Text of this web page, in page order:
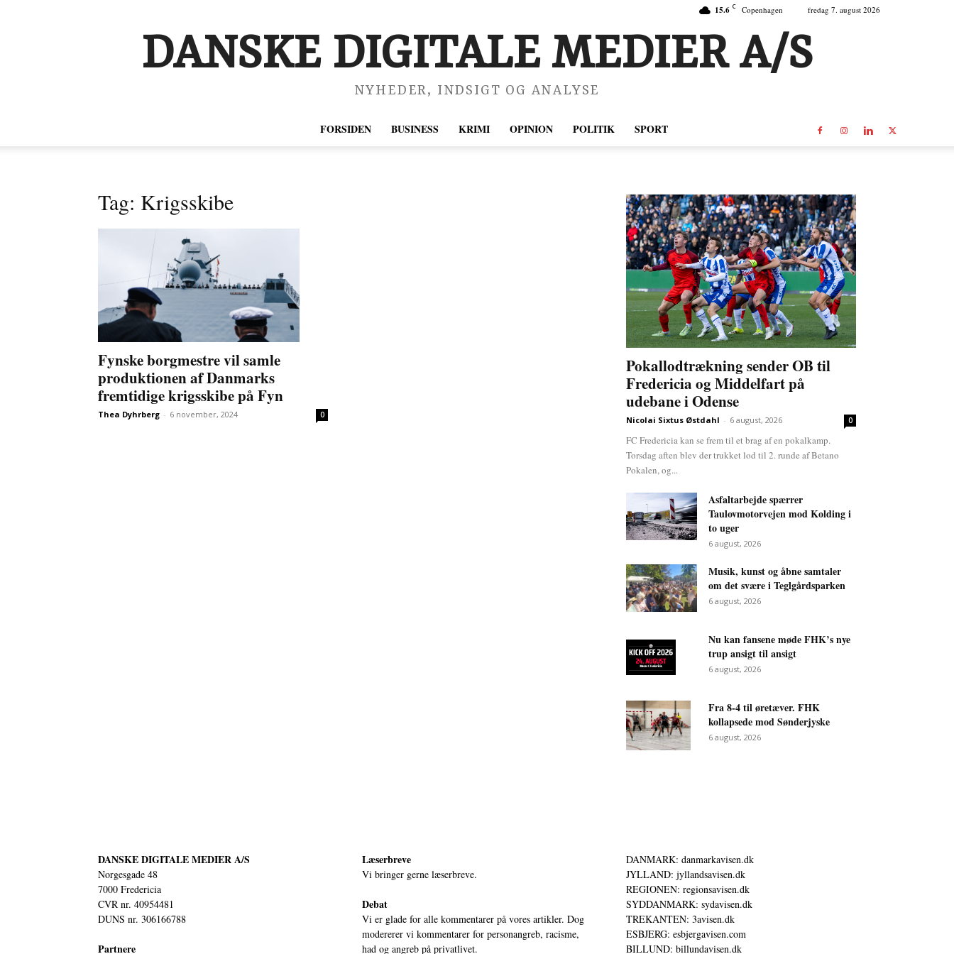
15.6 C Copenhagen fredag 7. august 2026
DANSKE DIGITALE MEDIER A/S
NYHEDER, INDSIGT OG ANALYSE
FORSIDEN BUSINESS KRIMI OPINION POLITIK SPORT
Tag: Krigsskibe
Fynske borgmestre vil samle
produktionen af Danmarks
fremtidige krigsskibe på Fyn
Thea Dyhrberg - 6 november, 2024 0
Pokallodtrækning sender OB til
Fredericia og Middelfart på
udebane i Odense
Nicolai Sixtus Østdahl - 6 august, 2026 0
FC Fredericia kan se frem til et brag af en pokalkamp.
Torsdag aften blev der trukket lod til 2. runde af Betano
Pokalen, og...
Asfaltarbejde spærrer
Taulovmotorvejen mod Kolding i
to uger
6 august, 2026
Musik, kunst og åbne samtaler
om det svære i Teglgårdsparken
6 august, 2026
Nu kan fansene møde FHK’s nye
trup ansigt til ansigt
6 august, 2026
Fra 8-4 til øretæver. FHK
kollapsede mod Sønderjyske
6 august, 2026
DANSKE DIGITALE MEDIER A/S
Norgesgade 48
7000 Fredericia
CVR nr. 40954481
DUNS nr. 306166788
Partnere
Læserbreve
Vi bringer gerne læserbreve.
Debat
Vi er glade for alle kommentarer på vores artikler. Dog
modererer vi kommentarer for personangreb, racisme,
had og angreb på privatlivet.
DANMARK: danmarkavisen.dk
JYLLAND: jyllandsavisen.dk
REGIONEN: regionsavisen.dk
SYDDANMARK: sydavisen.dk
TREKANTEN: 3avisen.dk
ESBJERG: esbjergavisen.com
BILLUND: billundavisen.dk